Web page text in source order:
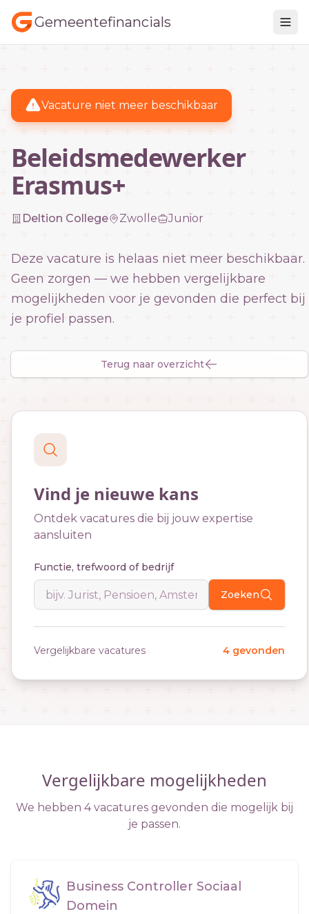
Gemeentefinancials
Vacature niet meer beschikbaar
Beleidsmedewerker
Erasmus+
Deltion College Zwolle Junior
Deze vacature is helaas niet meer beschikbaar.
Geen zorgen — we hebben vergelijkbare
mogelijkheden voor je gevonden die perfect bij
je profiel passen.
Terug naar overzicht
Vind je nieuwe kans
Ontdek vacatures die bij jouw expertise
aansluiten
Functie, trefwoord of bedrijf
Zoeken
Vergelijkbare vacatures 4 gevonden
Vergelijkbare mogelijkheden
We hebben 4 vacatures gevonden die mogelijk bij
je passen.
Business Controller Sociaal
Domein